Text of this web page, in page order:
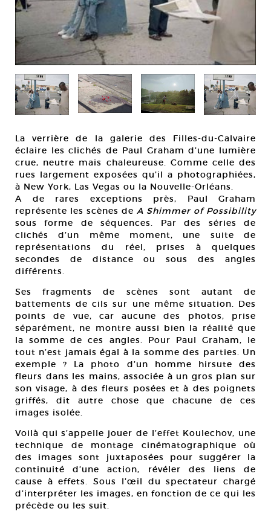
La verrière de la galerie des Filles-du-Calvaire
éclaire les clichés de Paul Graham d’une lumière
crue, neutre mais chaleureuse. Comme celle des
rues largement exposées qu’il a photographiées,
à New York, Las Vegas ou la Nouvelle-Orléans.
A de rares exceptions près, Paul Graham
représente les scènes de A Shimmer of Possibility
sous forme de séquences. Par des séries de
clichés d’un même moment, une suite de
représentations du réel, prises à quelques
secondes de distance ou sous des angles
différents.
Ses fragments de scènes sont autant de
battements de cils sur une même situation. Des
points de vue, car aucune des photos, prise
séparément, ne montre aussi bien la réalité que
la somme de ces angles. Pour Paul Graham, le
tout n’est jamais égal à la somme des parties. Un
exemple ? La photo d’un homme hirsute des
fleurs dans les mains, associée à un gros plan sur
son visage, à des fleurs posées et à des poignets
griffés, dit autre chose que chacune de ces
images isolée.
Voilà qui s’appelle jouer de l’effet Koulechov, une
technique de montage cinématographique où
des images sont juxtaposées pour suggérer la
continuité d’une action, révéler des liens de
cause à effets. Sous l’œil du spectateur chargé
d’interpréter les images, en fonction de ce qui les
précède ou les suit.